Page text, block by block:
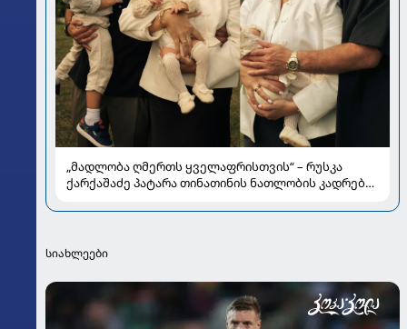
„მადლობა ღმერთს ყველაფრისთვის“ – რუსკა
ქარქაშაძე პატარა თინათინის ნათლობის კადრებს
სიახლეები